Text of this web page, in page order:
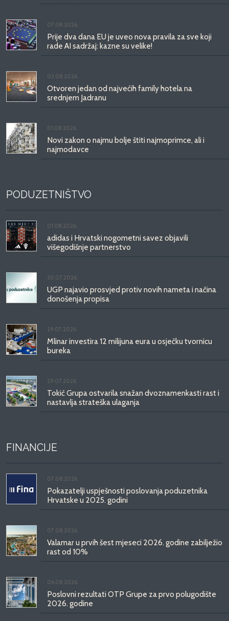
07.08.2026.
Prije dva dana EU je uveo nova pravila za sve koji
rade AI sadržaj: kazne su velike!
03.08.2026.
Otvoren jedan od najvećih family hotela na
srednjem Jadranu
01.08.2026.
Novi zakon o najmu bolje štiti najmoprimce, ali i
najmodavce
PODUZETNIŠTVO
01.08.2026.
adidas i Hrvatski nogometni savez objavili
višegodišnje partnerstvo
30.07.2026.
UGP najavio prosvjed protiv novih nameta i načina
donošenja propisa
29.07.2026.
Mlinar investira 12 milijuna eura u osječku tvornicu
bureka
29.07.2026.
Tokić Grupa ostvarila snažan dvoznamenkasti rast i
nastavlja strateška ulaganja
FINANCIJE
07.08.2026.
Pokazatelji uspješnosti poslovanja poduzetnika
Hrvatske u 2025. godini
07.08.2026.
Valamar u prvih šest mjeseci 2026. godine zabilježio
rast od 10%
06.08.2026.
Poslovni rezultati OTP Grupe za prvo polugodište
2026. godine